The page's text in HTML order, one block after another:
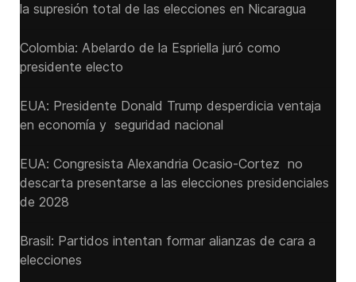
la supresión total de las elecciones en Nicaragua
Colombia: Abelardo de la Espriella juró como
presidente electo
EUA: Presidente Donald Trump desperdicia ventaja
en economía y seguridad nacional
EUA: Congresista Alexandria Ocasio-Cortez no
descarta presentarse a las elecciones presidenciales
de 2028
Brasil: Partidos intentan formar alianzas de cara a
elecciones